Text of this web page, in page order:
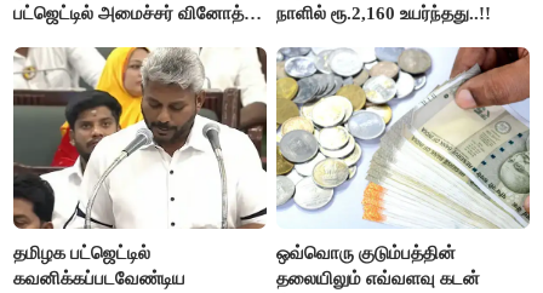
பட்ஜெட்டில் அமைச்சர் வினோத்
நாளில் ரூ.2,160 உயர்ந்தது..!!
தமிழக பட்ஜெட்டில்
கவனிக்கப்படவேண்டிய
ஒவ்வொரு குடும்பத்தின்
தலையிலும் எவ்வளவு கடன்